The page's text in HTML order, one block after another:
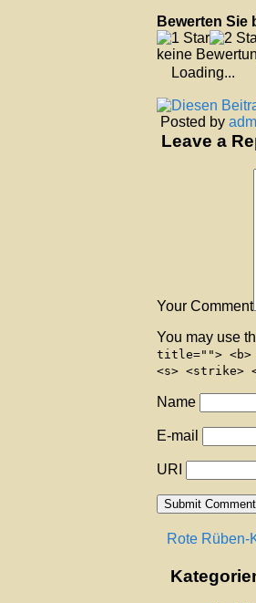
Bewerten Sie
keine
Loading...
Posted by
Leave a
Your Comment
You may use
title=""> <b>
<s> <strike>
Name
E-mail
URI
Rote Rüben-